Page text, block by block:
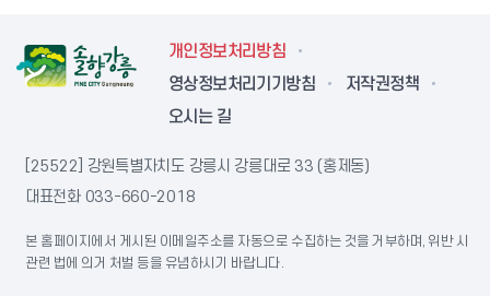
개인정보처리방침
영상정보처리기기방침
저작권정책
오시는 길
[25522] 강원특별자치도 강릉시 강릉대로 33 (홍제동)
대표전화 033-660-2018
본 홈페이지에서 게시된 이메일주소를 자동으로 수집하는 것을 거부하며, 위반 시
관련 법에 의거 처벌 등을 유념하시기 바랍니다.